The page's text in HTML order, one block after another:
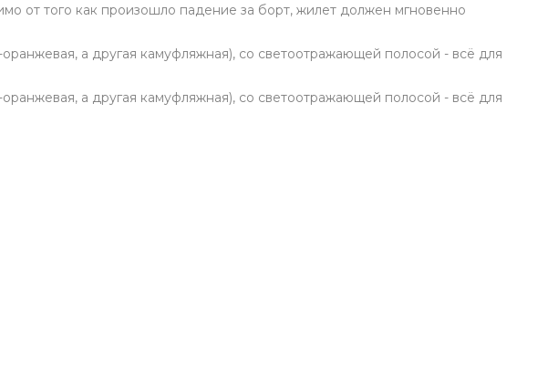
от того как произошло падение за борт, жилет должен мгновенно
а другая камуфляжная), со светоотражающей полосой - всё для
а другая камуфляжная), со светоотражающей полосой - всё для